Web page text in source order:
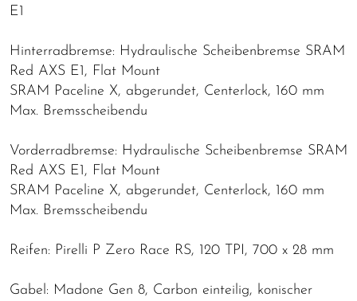
E1
Hinterradbremse: Hydraulische Scheibenbremse SRAM
Red AXS E1, Flat Mount
SRAM Paceline X, abgerundet, Centerlock, 160 mm
Max. Bremsscheibendu
Vorderradbremse: Hydraulische Scheibenbremse SRAM
Red AXS E1, Flat Mount
SRAM Paceline X, abgerundet, Centerlock, 160 mm
Max. Bremsscheibendu
Reifen: Pirelli P Zero Race RS, 120 TPI, 700 x 28 mm
Gabel: Madone Gen 8, Carbon einteilig, konischer